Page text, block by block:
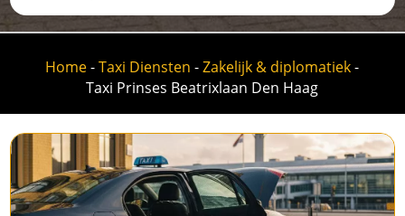
Home-Taxi Diensten -Zakelijk & diplomatiek-
Taxi Prinses Beatrixlaan Den Haag